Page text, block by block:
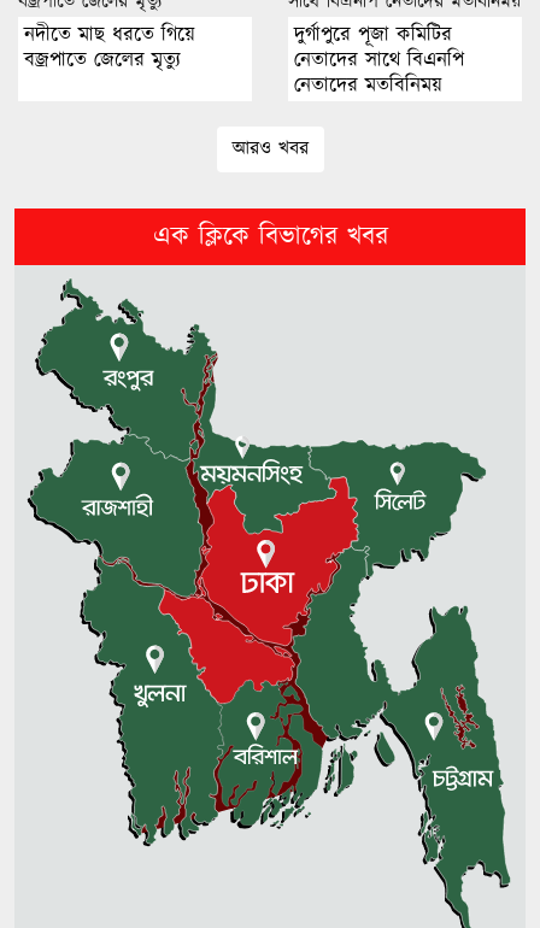
৩ দিনের প্রস্তুতি ম্যাচেও হারের শঙ্কায়
চট্টগ্রামে মধ্যরাতে নওফেলের বাসভবনে
‘তোমার আত্মাই তোমার সর্বশ্রেষ্ঠ
শিল্পকর্ম’
হাসানের দাপুটে বোলিংয়ে ডারউইনে
ম্যাচে টিকে আছে বাংলাদেশ
নদীতে মাছ ধরতে গিয়ে
বজ্রপাতে জেলের মৃত্যু
দুর্গাপুরে পূজা কমিটির
নেতাদের সাথে বিএনপি
নেতাদের মতবিনিময়
আরও খবর
এক ক্লিকে বিভাগের খবর